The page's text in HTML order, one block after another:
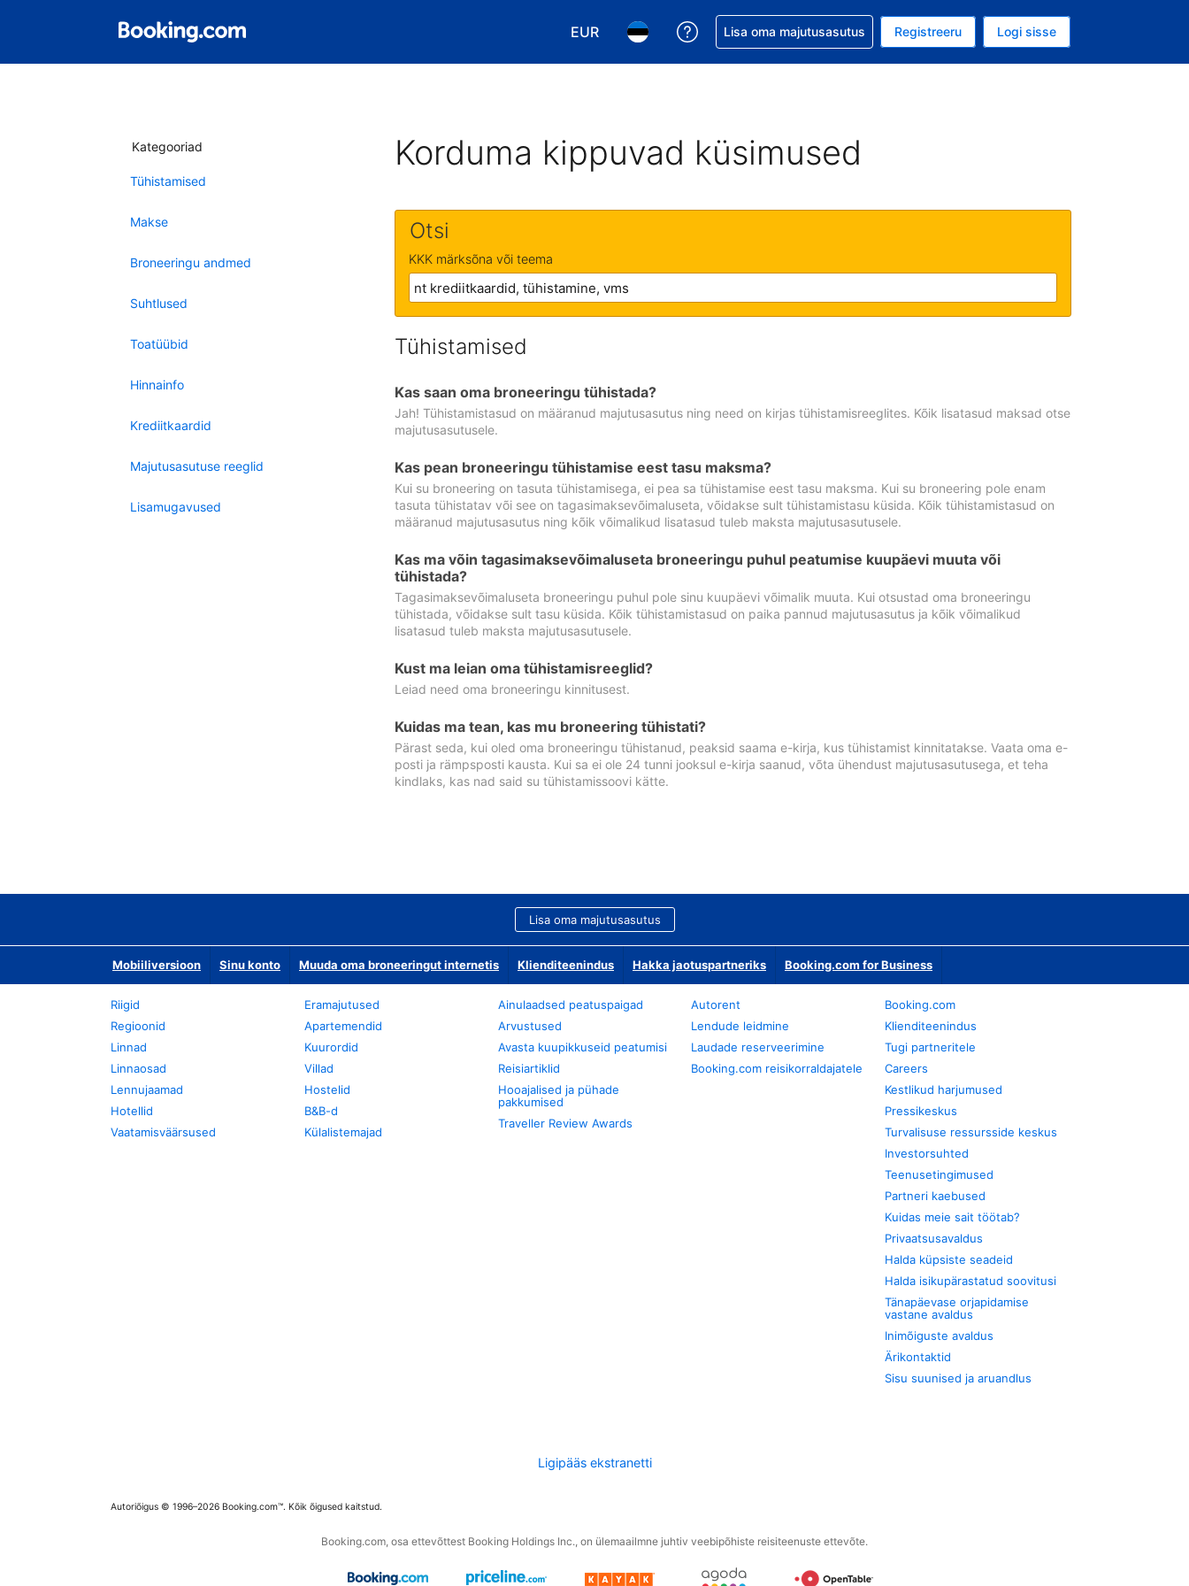
EUR
Vali valuuta. Praegune valitud valuuta on EUR
Vali keel. Praegune valitud keel on Eesti keeles
Saa broneeringuga abi
Lisa oma majutusasutus Registreeru Logi sisse
Kategooriad
Tühistamised
Makse
Broneeringu andmed
Suhtlused
Toatüübid
Hinnainfo
Krediitkaardid
Majutusasutuse reeglid
Lisamugavused
Korduma kippuvad küsimused
Otsi
KKK märksõna või teema
Tühistamised
Kas saan oma broneeringu tühistada?
Jah! Tühistamistasud on määranud majutusasutus ning need on kirjas tühistamisreeglites. Kõik lisatasud maksad otse
majutusasutusele.
Kas pean broneeringu tühistamise eest tasu maksma?
Kui su broneering on tasuta tühistamisega, ei pea sa tühistamise eest tasu maksma. Kui su broneering pole enam
tasuta tühistatav või see on tagasimaksevõimaluseta, võidakse sult tühistamistasu küsida. Kõik tühistamistasud on
määranud majutusasutus ning kõik võimalikud lisatasud tuleb maksta majutusasutusele.
Kas ma võin tagasimaksevõimaluseta broneeringu puhul peatumise kuupäevi muuta või
tühistada?
Tagasimaksevõimaluseta broneeringu puhul pole sinu kuupäevi võimalik muuta. Kui otsustad oma broneeringu
tühistada, võidakse sult tasu küsida. Kõik tühistamistasud on paika pannud majutusasutus ja kõik võimalikud
lisatasud tuleb maksta majutusasutusele.
Kust ma leian oma tühistamisreeglid?
Leiad need oma broneeringu kinnitusest.
Kuidas ma tean, kas mu broneering tühistati?
Pärast seda, kui oled oma broneeringu tühistanud, peaksid saama e-kirja, kus tühistamist kinnitatakse. Vaata oma e-
posti ja rämpsposti kausta. Kui sa ei ole 24 tunni jooksul e-kirja saanud, võta ühendust majutusasutusega, et teha
kindlaks, kas nad said su tühistamissoovi kätte.
Lisa oma majutusasutus
Mobiiliversioon Sinu konto Muuda oma broneeringut internetis Klienditeenindus Hakka jaotuspartneriks Booking.com for Business
Riigid
Regioonid
Linnad
Linnaosad
Lennujaamad
Hotellid
Vaatamisväärsused
Eramajutused
Apartemendid
Kuurordid
Villad
Hostelid
B&B-d
Külalistemajad
Ainulaadsed peatuspaigad
Arvustused
Avasta kuupikkuseid peatumisi
Reisiartiklid
Hooajalised ja pühade
pakkumised
Traveller Review Awards
Autorent
Lendude leidmine
Laudade reserveerimine
Booking.com reisikorraldajatele
Booking.com
Klienditeenindus
Tugi partneritele
Careers
Kestlikud harjumused
Pressikeskus
Turvalisuse ressursside keskus
Investorsuhted
Teenusetingimused
Partneri kaebused
Kuidas meie sait töötab?
Privaatsusavaldus
Halda küpsiste seadeid
Halda isikupärastatud soovitusi
Tänapäevase orjapidamise
vastane avaldus
Inimõiguste avaldus
Ärikontaktid
Sisu suunised ja aruandlus
Ligipääs ekstranetti
Autoriõigus © 1996–2026 Booking.com™. Kõik õigused kaitstud.
Booking.com, osa ettevõttest Booking Holdings Inc., on ülemaailmne juhtiv veebipõhiste reisiteenuste ettevõte.